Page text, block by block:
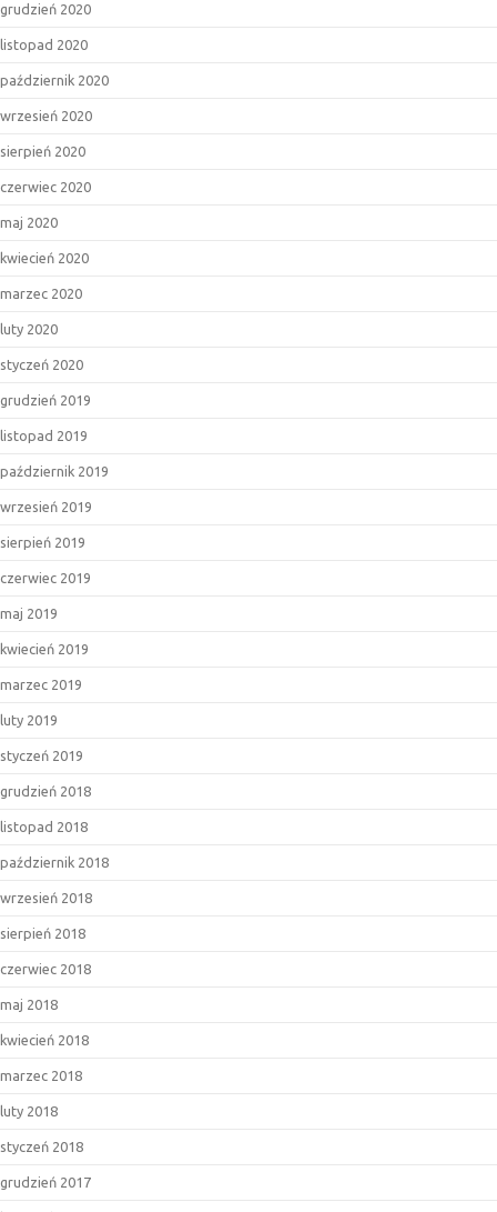
grudzień 2020
listopad 2020
październik 2020
wrzesień 2020
sierpień 2020
czerwiec 2020
maj 2020
kwiecień 2020
marzec 2020
luty 2020
styczeń 2020
grudzień 2019
listopad 2019
październik 2019
wrzesień 2019
sierpień 2019
czerwiec 2019
maj 2019
kwiecień 2019
marzec 2019
luty 2019
styczeń 2019
grudzień 2018
listopad 2018
październik 2018
wrzesień 2018
sierpień 2018
czerwiec 2018
maj 2018
kwiecień 2018
marzec 2018
luty 2018
styczeń 2018
grudzień 2017